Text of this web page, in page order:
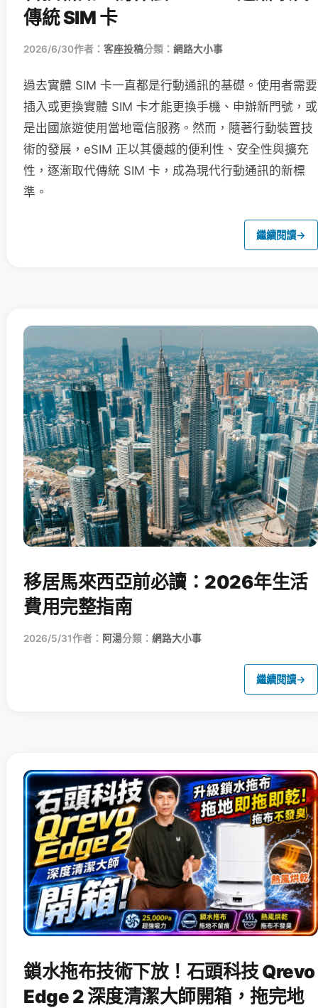
傳統 SIM 卡
2026/6/30作者： 客座投稿分類： 網路大小事
過去實體 SIM 卡一直都是行動通訊的基礎。使用者需要
插入或更換實體 SIM 卡才能更換手機、申辦新門號，或
是出國旅遊使用當地電信服務。然而，隨著行動裝置技
術的發展，eSIM 正以其優越的便利性、安全性與擴充
性，逐漸取代傳統 SIM 卡，成為現代行動通訊的新標
準。
繼續閱讀→
移居馬來西亞前必讀：2026年生活
費用完整指南
2026/5/31作者： 阿湯分類： 網路大小事
繼續閱讀→
鎖水拖布技術下放！石頭科技 Qrevo
Edge 2 深度清潔大師開箱，拖完地